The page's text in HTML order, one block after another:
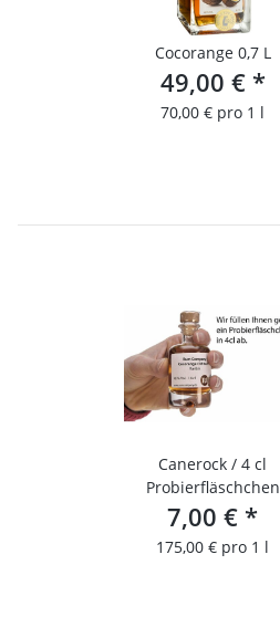
Cocorange 0,7 L
49,00 € *
70,00 € pro 1 l
Canerock / 4 cl
Probierfläschchen
7,00 € *
175,00 € pro 1 l